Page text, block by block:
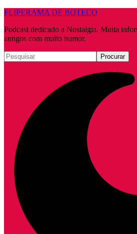
FLIPERAMA DE BOTECO
Podcast dedicado a Nostalgia. Muita
antigos com muito humor.